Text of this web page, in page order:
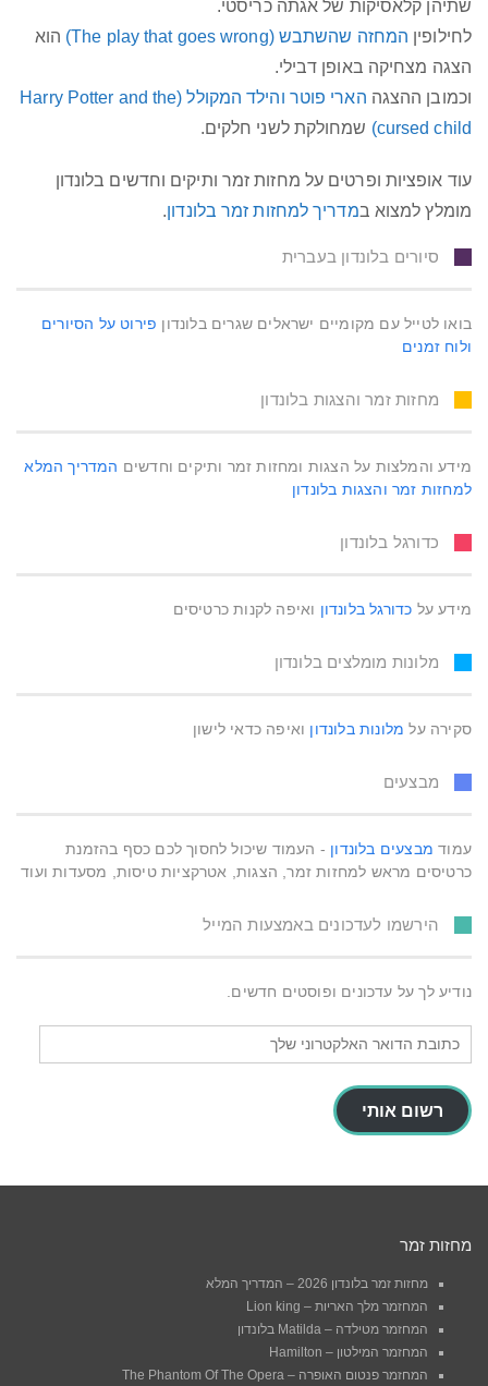
שתיהן קלאסיקות של אגתה כריסטי.
לחילופין המחזה שהשתבש (The play that goes wrong)
הוא
הצגה מצחיקה באופן דבילי.
וכמובן ההצגה
הארי פוטר והילד המקולל (Harry Potter and the
cursed child)
שמחולקת לשני חלקים.
עוד אופציות ופרטים על מחזות זמר ותיקים וחדשים בלונדון
מומלץ למצוא במדריך למחזות זמר בלונדון.
סיורים בלונדון בעברית
בואו לטייל עם מקומיים ישראלים שגרים בלונדון פירוט על הסיורים
ולוח זמנים
מחזות זמר והצגות בלונדון
מידע והמלצות על הצגות ומחזות זמר ותיקים וחדשים המדריך המלא
למחזות זמר והצגות בלונדון
כדורגל בלונדון
מידע על כדורגל בלונדון ואיפה לקנות כרטיסים
מלונות מומלצים בלונדון
סקירה על מלונות בלונדון ואיפה כדאי לישון
מבצעים
עמוד מבצעים בלונדון - העמוד שיכול לחסוך לכם כסף בהזמנת
כרטיסים מראש למחזות זמר, הצגות, אטרקציות טיסות, מסעדות ועוד
הירשמו לעדכונים באמצעות המייל
נודיע לך על עדכונים ופוסטים חדשים.
שלך רשום אותי
מחזות זמר
מחזות זמר בלונדון 2026 – המדריך המלא
המחזמר מלך האריות – Lion king
המחזמר מטילדה – Matilda בלונדון
המחזמר המילטון – Hamilton
המחזמר פנטום האופרה – The Phantom Of The Opera